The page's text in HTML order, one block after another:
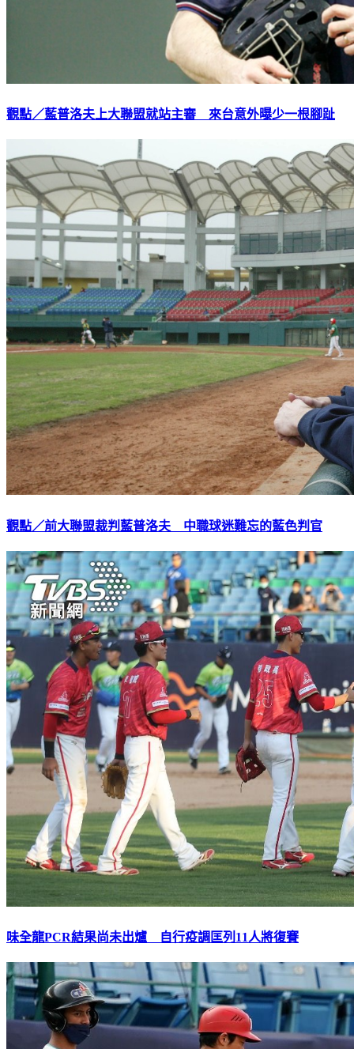
觀點／藍普洛夫上大聯盟就站主審 來台意外曝少一根腳趾
觀點／前大聯盟裁判藍普洛夫 中職球迷難忘的藍色判官
味全龍PCR結果尚未出爐 自行疫調匡列11人將復賽